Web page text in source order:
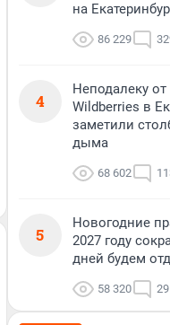
на
86 229
4
Неподалеку от
Wildberries в
заметили
дыма
68 602
5
Новогодние
2027 году
дней будем
58 320 29